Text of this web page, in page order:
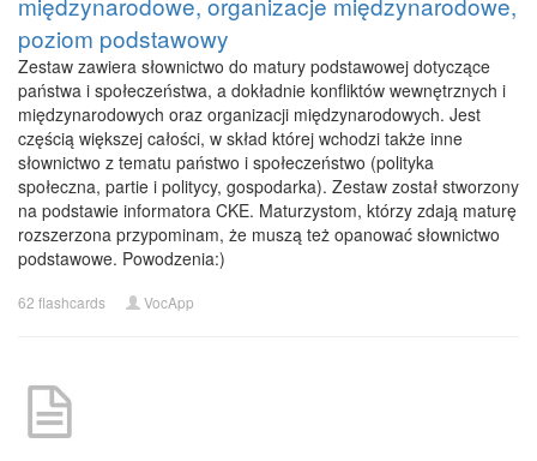
poziom podstawowy
Zestaw zawiera słownictwo do matury podstawowej dotyczące
państwa i społeczeństwa, a dokładnie konfliktów wewnętrznych i
międzynarodowych oraz organizacji międzynarodowych. Jest
częścią większej całości, w skład której wchodzi także inne
słownictwo z tematu państwo i społeczeństwo (polityka
społeczna, partie i politycy, gospodarka). Zestaw został stworzony
na podstawie informatora CKE. Maturzystom, którzy zdają maturę
rozszerzona przypominam, że muszą też opanować słownictwo
podstawowe. Powodzenia:)
62 flashcards VocApp